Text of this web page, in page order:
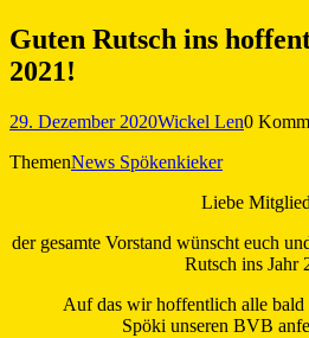
Guten Rutsch ins
2021!
29. Dezember 2020Wickel Len0
ThemenNews Spökenkieker
Liebe
der gesamte Vorstand wünscht euch
Rutsch ins Jahr
Auf das wir hoffentlich alle bald
Spöki unseren BVB